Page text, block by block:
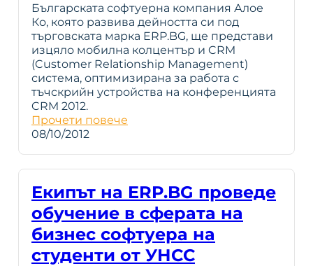
Българската софтуерна компания Алое
Ко, която развива дейността си под
търговската марка ERP.BG, ще представи
изцяло мобилна колцентър и CRM
(Customer Relationship Management)
система, оптимизирана за работа с
тъчскрийн устройства на конференцията
CRM 2012.
Прочети повече
08/10/2012
Екипът на ERP.BG проведе
обучение в сферата на
бизнес софтуера на
студенти от УНСС